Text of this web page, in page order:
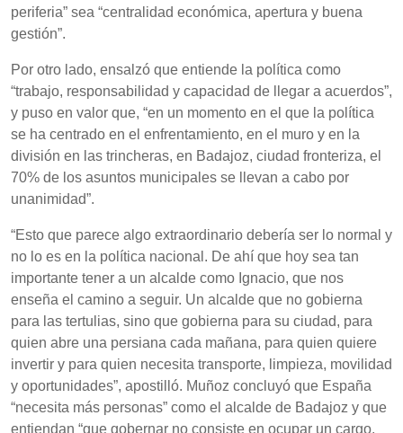
periferia” sea “centralidad económica, apertura y buena
gestión”.
Por otro lado, ensalzó que entiende la política como
“trabajo, responsabilidad y capacidad de llegar a acuerdos”,
y puso en valor que, “en un momento en el que la política
se ha centrado en el enfrentamiento, en el muro y en la
división en las trincheras, en Badajoz, ciudad fronteriza, el
70% de los asuntos municipales se llevan a cabo por
unanimidad”.
“Esto que parece algo extraordinario debería ser lo normal y
no lo es en la política nacional. De ahí que hoy sea tan
importante tener a un alcalde como Ignacio, que nos
enseña el camino a seguir. Un alcalde que no gobierna
para las tertulias, sino que gobierna para su ciudad, para
quien abre una persiana cada mañana, para quien quiere
invertir y para quien necesita transporte, limpieza, movilidad
y oportunidades”, apostilló. Muñoz concluyó que España
“necesita más personas” como el alcalde de Badajoz y que
entiendan “que gobernar no consiste en ocupar un cargo,